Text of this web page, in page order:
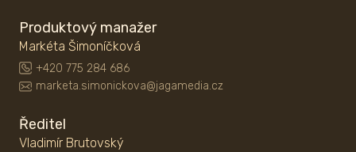
Produktový manažer
Markéta Šimoníčková
+420 775 284 686
marketa.simonickova@jagamedia.cz
Ředitel
Vladimír Brutovský